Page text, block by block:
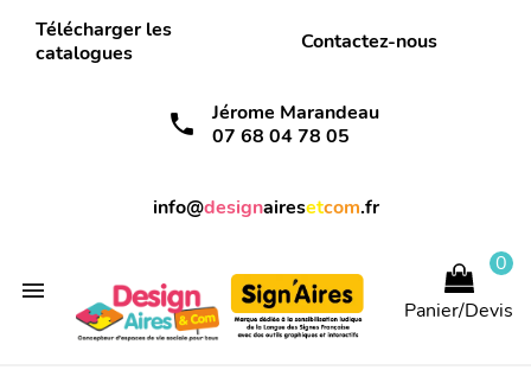
Télécharger les
catalogues
Contactez-nous
call
Jérome Marandeau
07 68 04 78 05
info@designairesetcom.fr

0
Panier/Devis